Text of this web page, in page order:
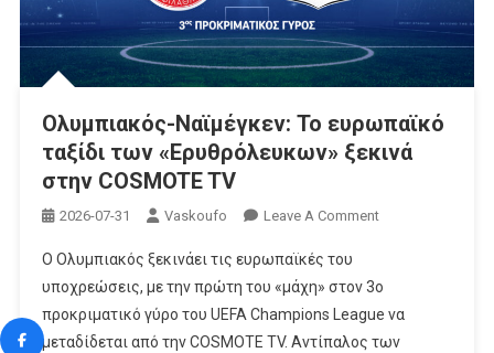
Ολυμπιακός-Ναϊμέγκεν: Το ευρωπαϊκό
ταξίδι των «Ερυθρόλευκων» ξεκινά
στην COSMOTE TV
2026-07-31 Vaskoufo Leave A CommentOn
Το
Ευρωπαϊκό
Ταξίδι
Ο Ολυμπιακός ξεκινάει τις ευρωπαϊκές του
υποχρεώσεις, με την πρώτη του «μάχη» στον 3ο
προκριματικό γύρο του UEFA Champions League να
μεταδίδεται από την COSMOTE TV. Αντίπαλος των